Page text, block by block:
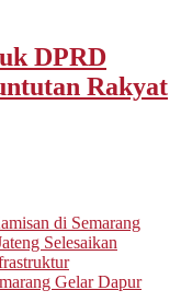
DPRD
Rakyat
di Semarang
Selesaikan
Gelar Dapur